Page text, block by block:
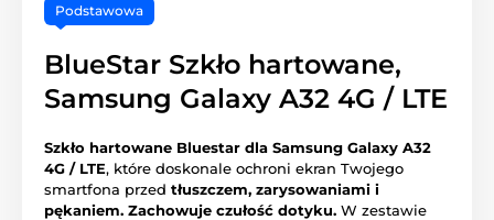
Podstawowa
BlueStar Szkło hartowane,
Samsung Galaxy A32 4G / LTE
Szkło hartowane Bluestar dla Samsung Galaxy A32
4G / LTE, które doskonale ochroni ekran Twojego
smartfona przed tłuszczem, zarysowaniami i
pękaniem. Zachowuje czułość dotyku. W zestawie